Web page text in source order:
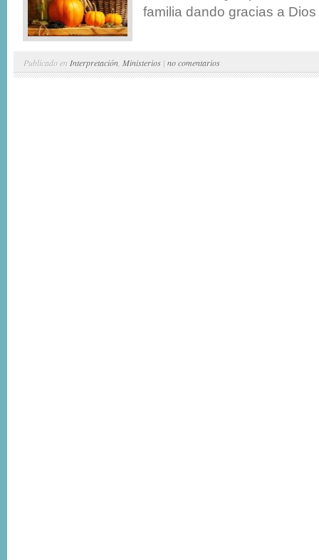
familia dando gracias a Dios
Publicado en Interpretación Ministerios | no comentarios